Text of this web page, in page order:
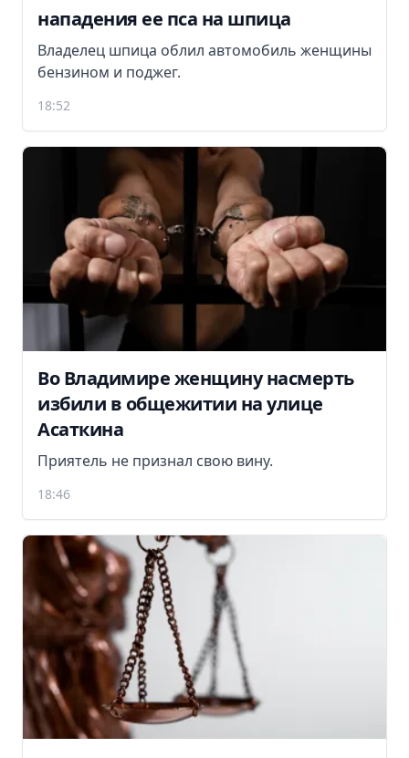
нападения ее пса на шпица
Владелец шпица облил автомобиль женщины
бензином и поджег.
18:52
Во Владимире женщину насмерть
избили в общежитии на улице
Асаткина
Приятель не признал свою вину.
18:46